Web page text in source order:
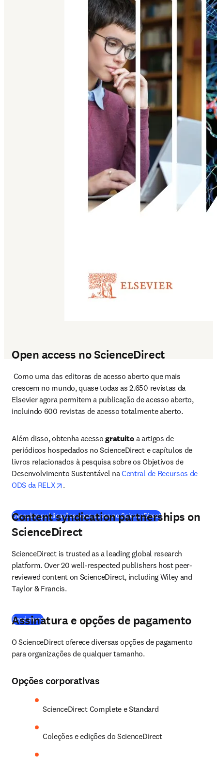
Open access no ScienceDirect
crescem no mundo, quase todas as 2.650 revistas da
Elsevier agora permitem a publicação de acesso aberto,
incluindo 600 revistas de acesso totalmente aberto.
Além disso, obtenha acesso gratuito a artigos de
periódicos hospedados no ScienceDirect e capítulos de
livros relacionados à pesquisa sobre os Objetivos de
Desenvolvimento Sustentável na Central de Recursos de
ODS da RELX
opens in new tab/window
.
Descubra publicações open acess no ScienceDirect(abre em uma
Content syndication partnerships on
ScienceDirect
ScienceDirect is trusted as a leading global research
platform. Over 20 well-respected publishers host peer-
reviewed content on ScienceDirect, including Wiley and
Taylor & Francis.
Read more
Assinatura e opções de pagamento
O ScienceDirect oferece diversas opções de pagamento
para organizações de qualquer tamanho.
Opções corporativas
ScienceDirect Complete e Standard
Coleções e edições do ScienceDirect